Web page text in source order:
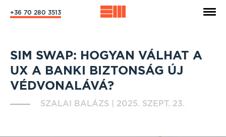
+36 70 280 3513
SIM SWAP: HOGYAN VÁLHAT A
UX A BANKI BIZTONSÁG ÚJ
VÉDVONALÁVÁ?
SZALAI BALÁZS 2025. SZEPT. 23.